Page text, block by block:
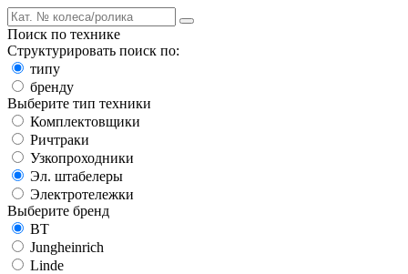
Поиск по технике
Структурировать поиск по:
типу
бренду
Выберите тип техники
Комплектовщики
Ричтраки
Узкопроходники
Эл. штабелеры
Электротележки
Выберите бренд
BT
Jungheinrich
Linde